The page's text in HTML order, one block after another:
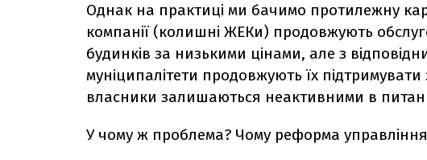
Однак на практиці ми бачимо протилежну
компанії (колишні ЖЕКи) продовжують
будинків за низькими цінами, але з
муніципалітети продовжують їх
власники залишаються неактивними в
У чому ж проблема? Чому реформа управління